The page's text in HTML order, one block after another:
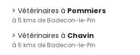
Vétérinaires à Pommiers
à 5 kms de Badecon-le-Pin
Vétérinaires à Chavin
à 6 kms de Badecon-le-Pin